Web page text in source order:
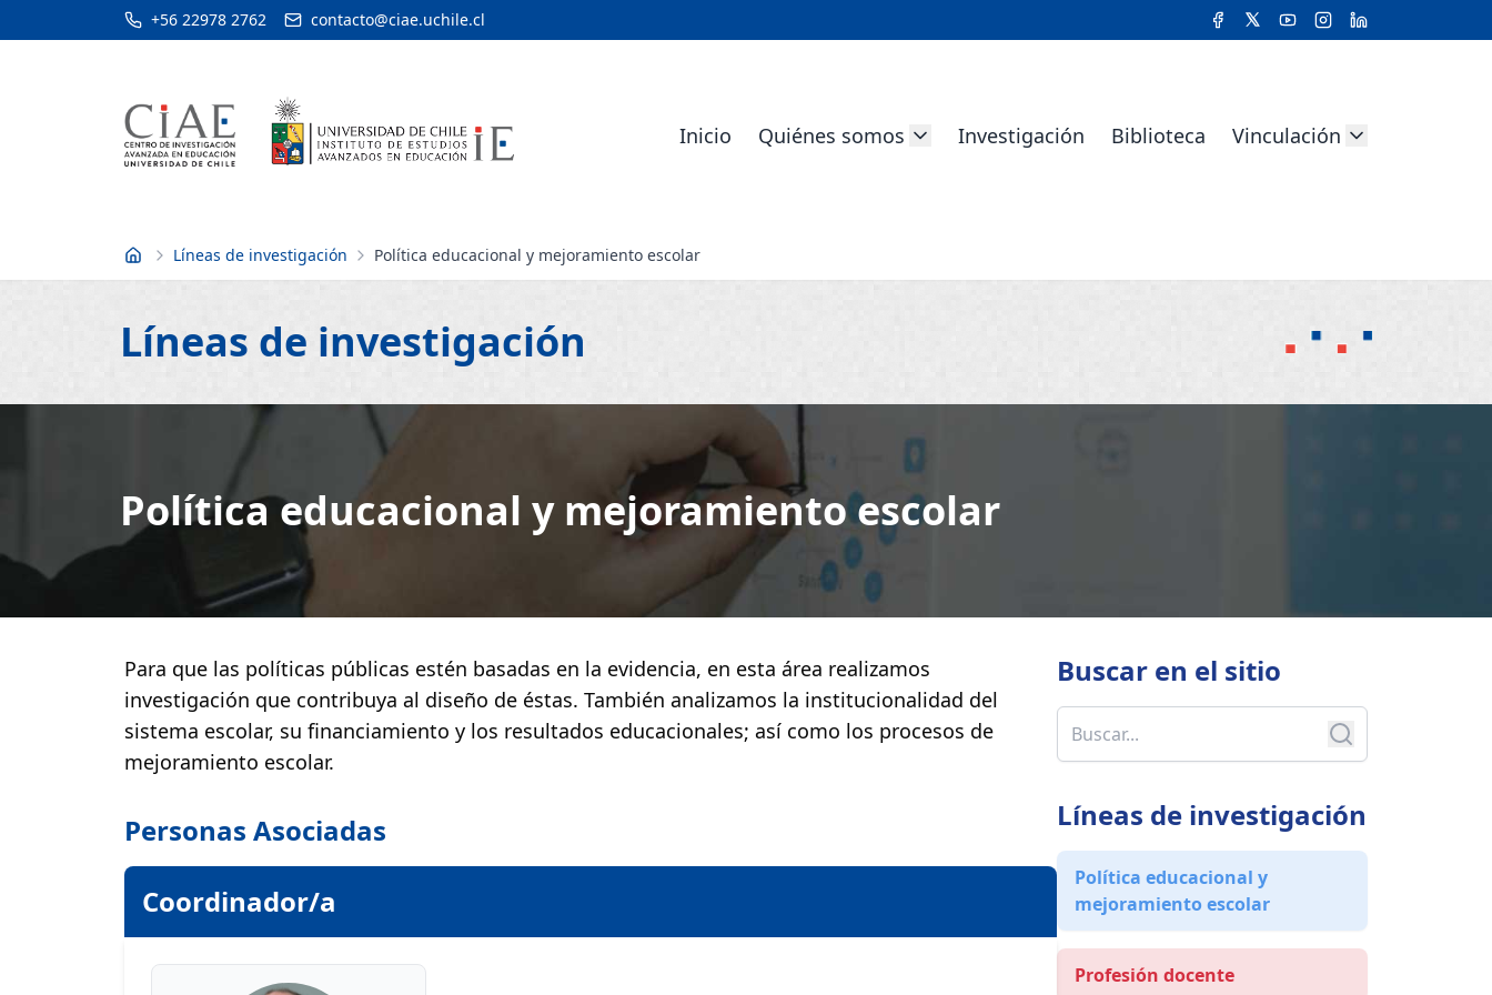
+56 22978 2762 contacto@ciae.uchile.cl
Inicio Quiénes somos Investigación Biblioteca Vinculación
Inicio Líneas de investigación Política educacional y mejoramiento escolar
Líneas de investigación
Política educacional y mejoramiento escolar
Para que las políticas públicas estén basadas en la evidencia, en esta área realizamos
investigación que contribuya al diseño de éstas. También analizamos la institucionalidad del
sistema escolar, su financiamiento y los resultados educacionales; así como los procesos de
mejoramiento escolar.
Personas Asociadas
Coordinador/a
Buscar en el sitio
Líneas de investigación
Política educacional y
mejoramiento escolar
Profesión docente